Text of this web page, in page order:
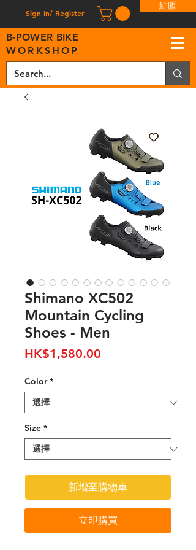
Sign In/ Register
結賬
B-POWER BIKE
WORKSHOP
Shimano XC502
Mountain Cycling
Shoes - Men
HK$1,580.00
Color *
Size *
新增至購物車
立即購買